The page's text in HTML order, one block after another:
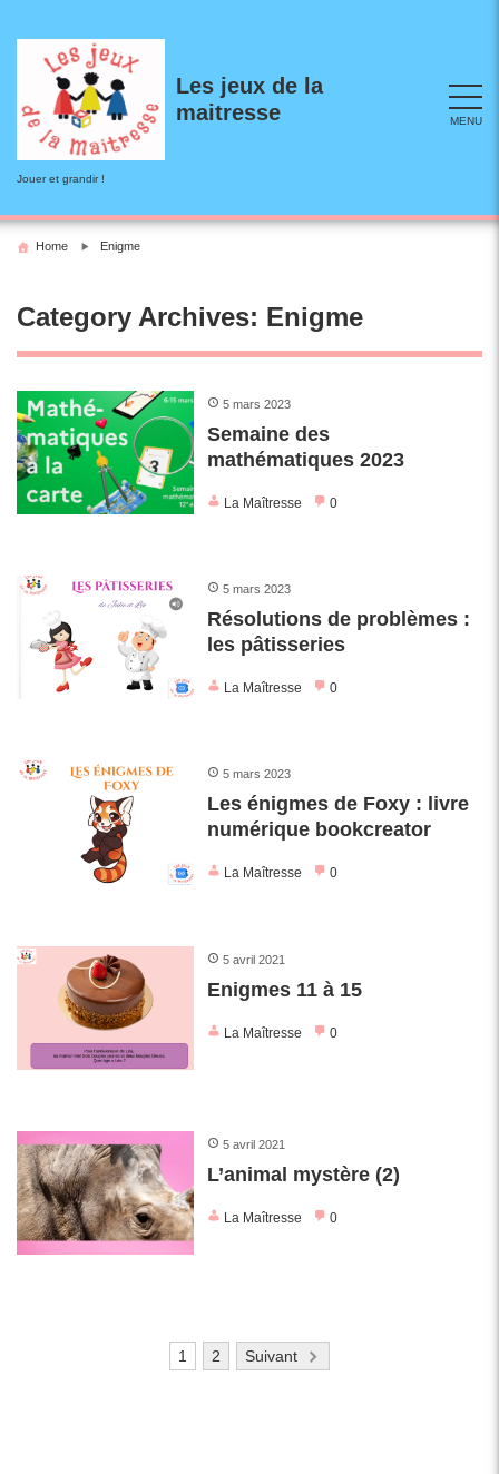
content
Les jeux de la
maitresse
Jouer et grandir !
MENU
Home Enigme
Category Archives: Enigme
5 mars 2023
Semaine des
mathématiques 2023
La Maîtresse 0
5 mars 2023
Résolutions de problèmes :
les pâtisseries
La Maîtresse 0
5 mars 2023
Les énigmes de Foxy : livre
numérique bookcreator
La Maîtresse 0
5 avril 2021
Enigmes 11 à 15
La Maîtresse 0
5 avril 2021
L’animal mystère (2)
La Maîtresse 0
1 2 Suivant